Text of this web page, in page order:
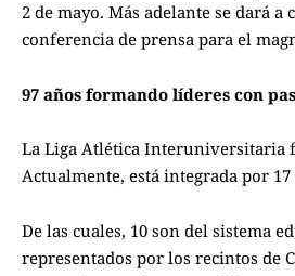
2 de mayo. Más adelante se dará a
conferencia de prensa para el
97 años formando líderes con
La Liga Atlética Interuniversitaria
Actualmente, está integrada por
De las cuales, 10 son del sistema
representados por los recintos de